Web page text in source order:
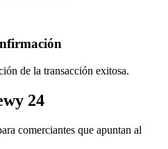
de la transacción exitosa.
24
comerciantes que apuntan al